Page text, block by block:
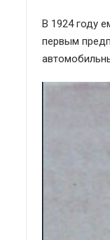
В 1924 году
первым